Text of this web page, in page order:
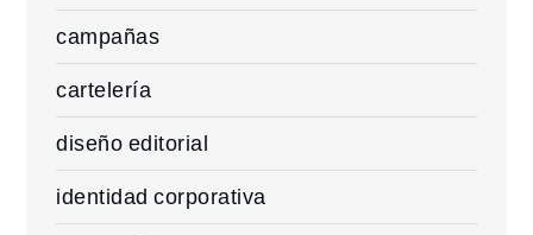
campañas
cartelería
diseño editorial
identidad corporativa